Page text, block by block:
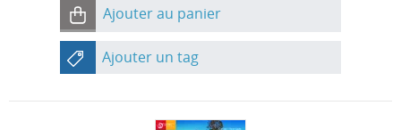
Ajouter au panier
Ajouter un tag